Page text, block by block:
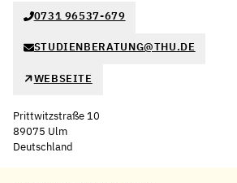
0731 96537-679
STUDIENBERATUNG@THU.DE
WEBSEITE
Prittwitzstraße 10
89075 Ulm
Deutschland